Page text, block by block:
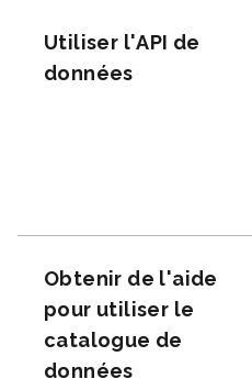
Utiliser l'API de
données
Obtenir de l'aide
pour utiliser le
catalogue de
données